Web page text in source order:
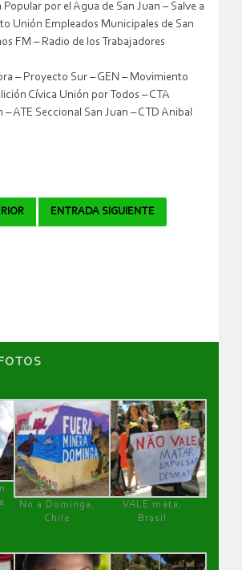
por el Agua de San Juan – Salve a
Unión Empleados Municipales de San
FM – Radio de los Trabajadores
– Proyecto Sur – GEN – Movimiento
Cívica Unión por Todos – CTA
– ATE Seccional San Juan – CTD Anibal
ENTRADA SIGUIENTE
No a Dominga,
Chile
VALE mata,
Brasil